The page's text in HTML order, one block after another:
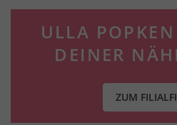
ULLA
DEINER
ZUM